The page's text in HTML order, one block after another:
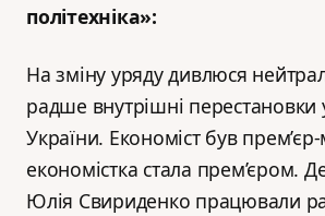
політехніка»:
На зміну уряду дивлюся
радше внутрішні перестановки
України. Економіст був прем’єр-
економістка стала прем’єром.
Юлія Свириденко працювали